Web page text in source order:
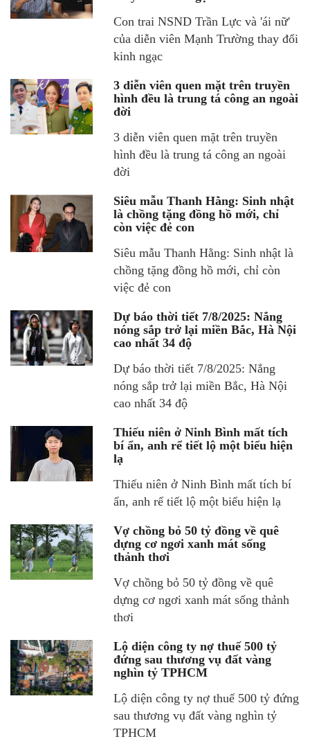
Con trai NSND Trần Lực và 'ái nữ'
của diễn viên Mạnh Trường thay đổi
kinh ngạc
3 diễn viên quen mặt trên truyền
hình đều là trung tá công an ngoài
đời
3 diễn viên quen mặt trên truyền
hình đều là trung tá công an ngoài
đời
Siêu mẫu Thanh Hằng: Sinh nhật
là chồng tặng đồng hồ mới, chỉ
còn việc đẻ con
Siêu mẫu Thanh Hằng: Sinh nhật là
chồng tặng đồng hồ mới, chỉ còn
việc đẻ con
Dự báo thời tiết 7/8/2025: Nắng
nóng sắp trở lại miền Bắc, Hà Nội
cao nhất 34 độ
Dự báo thời tiết 7/8/2025: Nắng
nóng sắp trở lại miền Bắc, Hà Nội
cao nhất 34 độ
Thiếu niên ở Ninh Bình mất tích
bí ẩn, anh rể tiết lộ một biểu hiện
lạ
Thiếu niên ở Ninh Bình mất tích bí
ẩn, anh rể tiết lộ một biểu hiện lạ
Vợ chồng bỏ 50 tỷ đồng về quê
dựng cơ ngơi xanh mát sống
thảnh thơi
Vợ chồng bỏ 50 tỷ đồng về quê
dựng cơ ngơi xanh mát sống thảnh
thơi
Lộ diện công ty nợ thuế 500 tỷ
đứng sau thương vụ đất vàng
nghìn tỷ TPHCM
Lộ diện công ty nợ thuế 500 tỷ đứng
sau thương vụ đất vàng nghìn tỷ
TPHCM